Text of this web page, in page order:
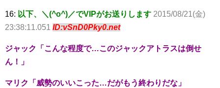
16: 以下、＼(^o^)／でVIPがお送りします 2015/08/21(金)
23:38:11.051 ID:vSnD0Pky0.net
ジャック「こんな程度で…このジャックアトラスは倒せ
ん！」
マリク「威勢のいいこった…だがもう終わりだな」